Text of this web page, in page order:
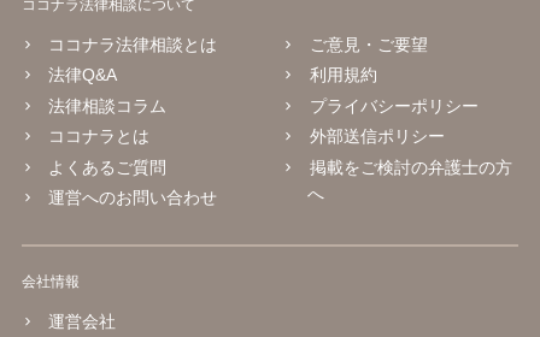
ココナラ法律相談について
ココナラ法律相談とは
法律Q&A
法律相談コラム
ココナラとは
よくあるご質問
運営へのお問い合わせ
ご意見・ご要望
利用規約
プライバシーポリシー
外部送信ポリシー
掲載をご検討の弁護士の方
へ
会社情報
運営会社